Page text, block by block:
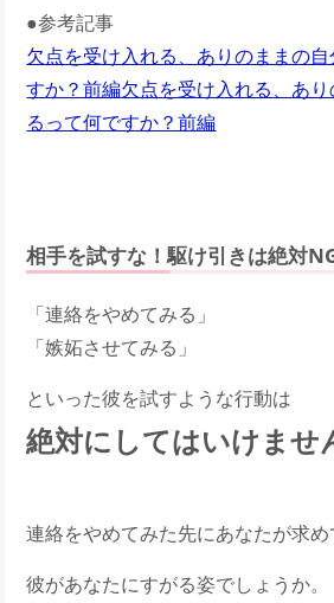
●参考記事
欠点を受け入れる、ありのままの
すか？前編欠点を受け入れる、あ
るって何ですか？前編
相手を試すな！駆け引きは絶対
「連絡をやめてみる」
「嫉妬させてみる」
といった彼を試すような行動は
絶対にしてはいけませ
連絡をやめてみた先にあなたが求め
彼があなたにすがる姿でしょうか。